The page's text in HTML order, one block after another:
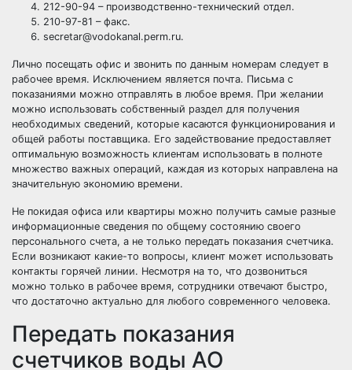
212-90-94 – производственно-технический отдел.
210-97-81 – факс.
secretar@vodokanal.perm.ru.
Лично посещать офис и звонить по данным номерам следует в
рабочее время. Исключением является почта. Письма с
показаниями можно отправлять в любое время. При желании
можно использовать собственный раздел для получения
необходимых сведений, которые касаются функционирования и
общей работы поставщика. Его задействование предоставляет
оптимальную возможность клиентам использовать в полноте
множество важных операций, каждая из которых направлена на
значительную экономию времени.
Не покидая офиса или квартиры можно получить самые разные
информационные сведения по общему состоянию своего
персонального счета, а не только передать показания счетчика.
Если возникают какие-то вопросы, клиент может использовать
контакты горячей линии. Несмотря на то, что дозвониться
можно только в рабочее время, сотрудники отвечают быстро,
что достаточно актуально для любого современного человека.
Передать показания
счетчиков воды АО